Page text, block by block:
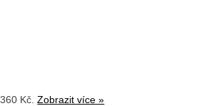
Kč.Zobrazit více »